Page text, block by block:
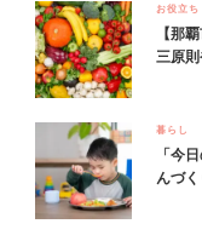
お役立ち
【那
三原
暮らし
「今
んづ